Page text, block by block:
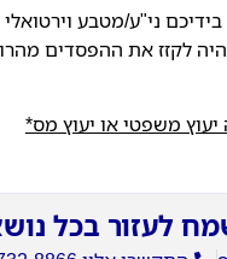
ני"ע/מטבע
לקזז את ההפסדים
משפטי או יעוץ מס*
לעזור בכל